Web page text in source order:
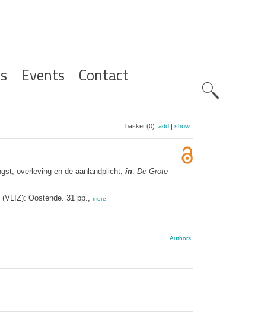
Events Contact
basket (0): add| show
overleving en de aanlandplicht, in: De Grote
Oostende. 31 pp., more
Authors